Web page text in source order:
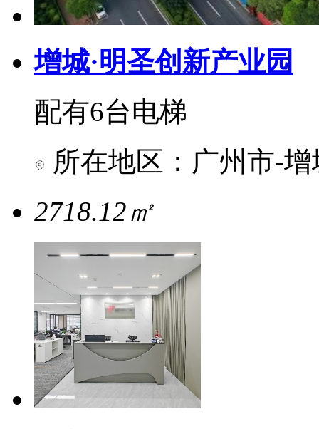
增城·明圣创新产业园
配有6台电梯
所在地区：广州市-
2718.12㎡